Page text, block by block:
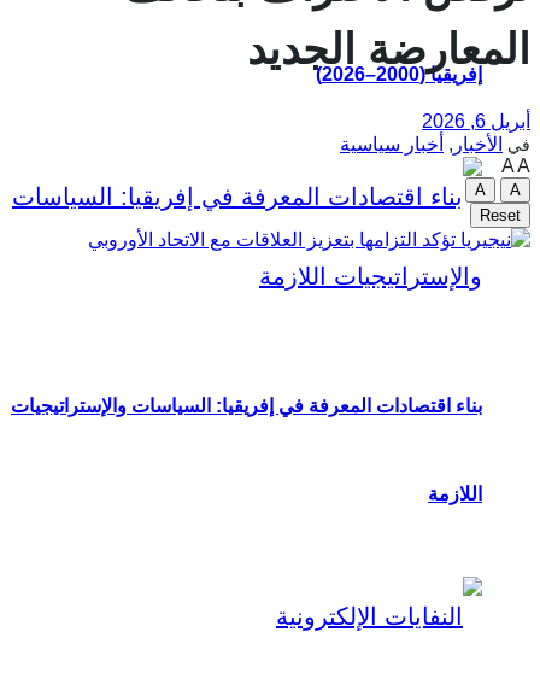
إفريقيا (2000–2026)
بناء اقتصادات المعرفة في إفريقيا: السياسات والإستراتيجيات
اللازمة
المعارضة الجديد
أبريل 6, 2026
في الأخبار , أخبار سياسية
AA
A
A
Reset